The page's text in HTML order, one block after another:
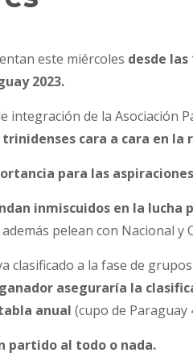
este miércoles desde las
2023.
integración de la Asociación
cara a cara en la
para las
inmiscuidos en la lucha
pelean con Nacional y
clasificado a la fase de
aseguraría la
anual (cupo de Paraguay
partido al todo o nada.